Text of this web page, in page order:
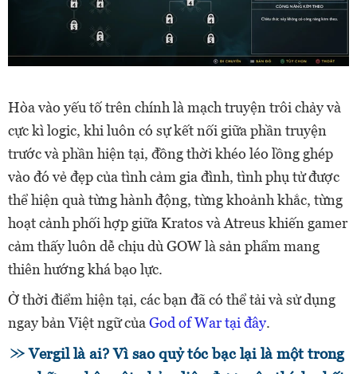
Hòa vào yếu tố trên chính là mạch truyện trôi chảy và
cực kì logic, khi luôn có sự kết nối giữa phần truyện
trước và phần hiện tại, đồng thời khéo léo lồng ghép
vào đó vẻ đẹp của tình cảm gia đình, tình phụ tử được
thể hiện quà từng hành động, từng khoảnh khắc, từng
hoạt cảnh phối hợp giữa Kratos và Atreus khiến gamer
cảm thấy luôn dễ chịu dù GOW là sản phẩm mang
thiên hướng khá bạo lực.
Ở thời điểm hiện tại, các bạn đã có thể tải và sử dụng
ngay bản Việt ngữ của God of Wartại đây.
Vergil là ai? Vì sao quỷ tóc bạc lại là một trong